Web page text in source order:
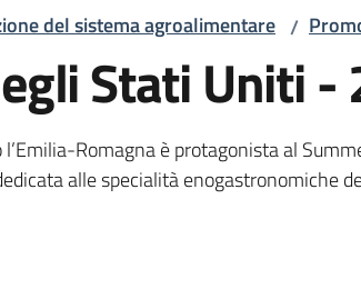
del sistema agroalimentare /
Stati Uniti -
Romagna è protagonista al
alle specialità enogastronomiche